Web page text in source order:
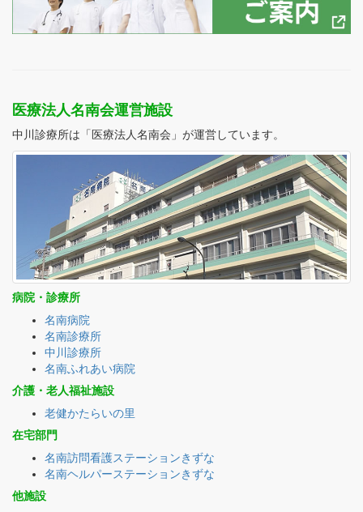
医療法人名南会運営施設
中川診療所は「医療法人名南会」が運営しています。
病院・診療所
名南病院
名南診療所
中川診療所
名南ふれあい病院
介護・老人福祉施設
老健かたらいの里
在宅部門
名南訪問看護ステーションきずな
名南ヘルパーステーションきずな
他施設